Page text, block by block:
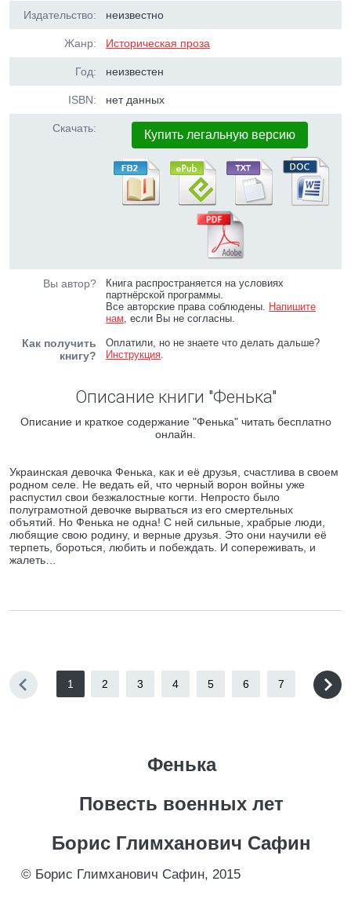
Издательство: неизвестно
Жанр: Историческая проза
Год: неизвестен
ISBN: нет данных
Скачать: Купить легальную версию
Вы автор?
Книга распространяется на условиях
партнёрской программы.
Все авторские права соблюдены. Напишите
нам, если Вы не согласны.
Как получить
книгу?
Оплатили, но не знаете что делать дальше?
Инструкция.
Описание книги "Фенька"
Описание и краткое содержание "Фенька" читать бесплатно
онлайн.
Украинская девочка Фенька, как и её друзья, счастлива в своем
родном селе. Не ведать ей, что черный ворон войны уже
распустил свои безжалостные когти. Непросто было
полуграмотной девочке вырваться из его смертельных
объятий. Но Фенька не одна! С ней сильные, храбрые люди,
любящие свою родину, и верные друзья. Это они научили её
терпеть, бороться, любить и побеждать. И сопереживать, и
жалеть…
1 2 3 4 5 6 7
Фенька
Повесть военных лет
Борис Глимханович Сафин
© Борис Глимханович Сафин, 2015